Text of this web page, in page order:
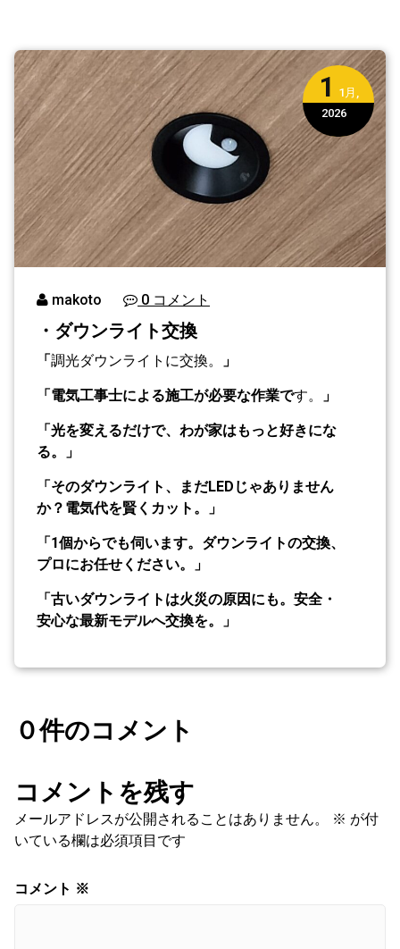
1
1月,
2026
makoto 0 コメント
・ダウンライト交換
「 調光ダウンライトに交換。 」
「電気工事士による施工が必要な作業です。 」
「光を変えるだけで、わが家はもっと好きにな
る。」
「そのダウンライト、まだLEDじゃありません
か？電気代を賢くカット。」
「1個からでも伺います。ダウンライトの交換、
プロにお任せください。」
「古いダウンライトは火災の原因にも。安全・
安心な最新モデルへ交換を。」
０件のコメント
コメントを残す
メールアドレスが公開されることはありません。 ※ が付
いている欄は必須項目です
コメント ※